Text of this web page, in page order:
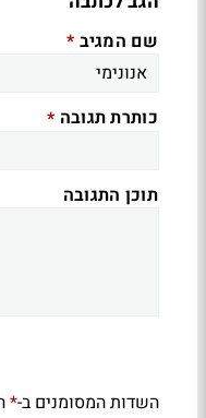
שם המגיב *
כותרת תגובה *
תוכן התגובה
השדות המסומנים ב-*